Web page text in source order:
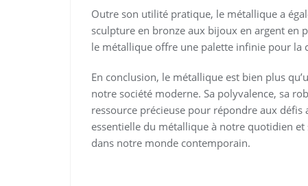
Outre son utilité pratique, le métallique a
sculpture en bronze aux bijoux en argent en
le métallique offre une palette infinie pour la
En conclusion, le métallique est bien plus
notre société moderne. Sa polyvalence, sa
ressource précieuse pour répondre aux
essentielle du métallique à notre quotidien
dans notre monde contemporain.